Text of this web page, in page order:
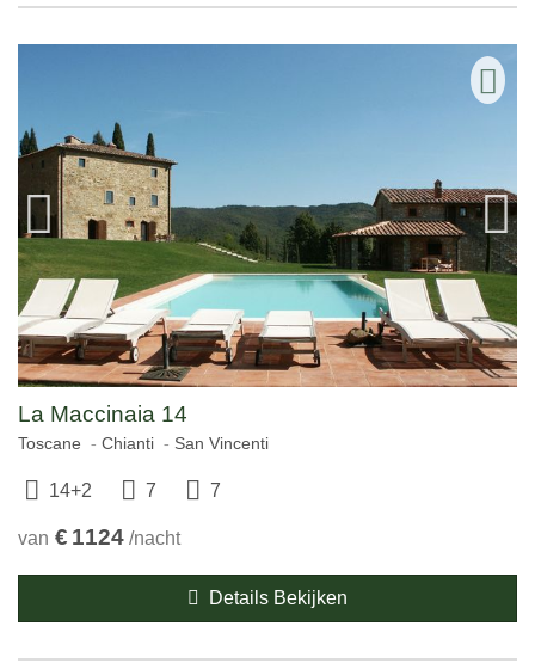
La Maccinaia 14
Toscane Chianti San Vincenti
14+2 7 7
van € 1124 /nacht
Details Bekijken